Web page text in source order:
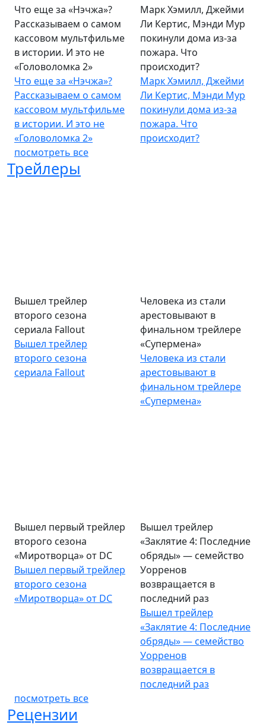
Что еще за «Нэчжа»?
Рассказываем о самом
кассовом мультфильме
в истории. И это не
«Головоломка 2»
Что еще за «Нэчжа»?
Рассказываем о самом
кассовом мультфильме
в истории. И это не
«Головоломка 2»
Марк Хэмилл, Джейми
Ли Кертис, Мэнди Мур
покинули дома из-за
пожара. Что
происходит?
Марк Хэмилл, Джейми
Ли Кертис, Мэнди Мур
покинули дома из-за
пожара. Что
происходит?
посмотреть все
Трейлеры
Вышел трейлер
второго сезона
сериала Fallout
Вышел трейлер
второго сезона
сериала Fallout
Человека из стали
арестовывают в
финальном трейлере
«Супермена»
Человека из стали
арестовывают в
финальном трейлере
«Супермена»
Вышел первый трейлер
второго сезона
«Миротворца» от DC
Вышел первый трейлер
второго сезона
«Миротворца» от DC
Вышел трейлер
«Заклятие 4: Последние
обряды» — семейство
Уорренов
возвращается в
последний раз
Вышел трейлер
«Заклятие 4: Последние
обряды» — семейство
Уорренов
возвращается в
последний раз
посмотреть все
Рецензии